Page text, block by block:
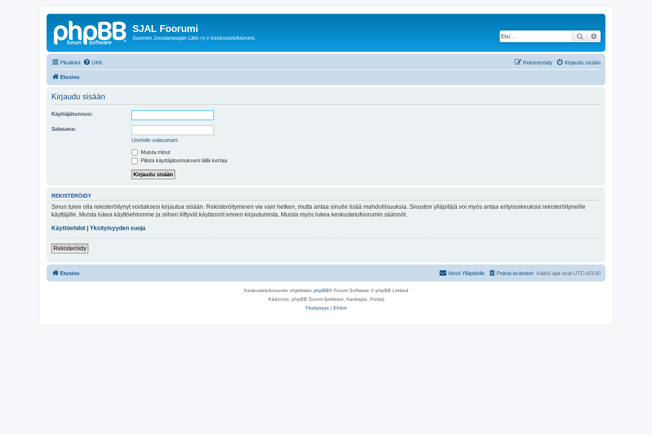
SJAL Foorumi
Suomen Jousiampujain Liitto ry:n keskustelufoorumi. Etsi
Pikalinkit UKK Kirjaudu sisään
Rekisteröidy
Etusivu
Kirjaudu sisään
Käyttäjätunnus:
Salasana:
Unohdin salasanani
Muista minut
Piilota käyttäjätunnukseni tällä kertaa
REKISTERÖIDY
Sinun tulee olla rekisteröitynyt voidaksesi kirjautua sisään. Rekisteröityminen vie vain hetken, mutta antaa sinulle lisää mahdollisuuksia. Sivuston ylläpitäjä voi myös antaa erityisoikeuksia rekisteröityneille
käyttäjille. Muista lukea käyttöehtomme ja siihen liittyvät käytännöt ennen kirjautumista. Muista myös lukea keskustelufoorumin säännöt.
Käyttöehdot
Yksityisyyden suoja
Rekisteröidy
Etusivu Kaikki ajat ovat UTC+03:00
Poista evästeet
Viesti Ylläpidolle
Keskustelufoorumin ohjelmisto phpBB® Forum Software © phpBB Limited
Käännös: phpBB Suomi (lurttinen, harritapio, Pettis)
Yksityisyys | Ehdot